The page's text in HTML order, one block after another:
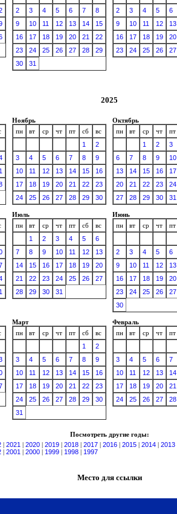
2
3 4 5 6 7
8
9
10 11 12 13 14
15
16
17 18 19 20 21
22
23
24 25 26 27 28
29
30
31
2
3 4 5 6
9
10 11 12 13
16
17 18 19 20
23
24 25 26 27
2025
Ноябрь
пн
вт ср чт пт сб
вс
1
2
3
4 5 6 7 8
9
10
11 12 13 14 15
16
17
18 19 20 21 22
23
24
25 26 27 28 29 30
Октябрь
пн
вт ср чт пт
1
2 3
6
7 8 9 10
13
14 15 16 17
20
21 22 23 24
27
28 29 30 31
Июль
пн
вт ср чт пт сб
вс
1
2 3 4 5
6
7
8 9 10 11 12
13
14
15 16 17 18 19
20
21
22 23 24 25 26
27
28
29 30 31
Июнь
пн
вт ср чт пт
2
3 4 5 6
9
10 11 12 13
16
17 18 19 20
23
24 25 26 27
30
Март
пн
вт ср чт пт сб
вс
1
2
3
4 5 6 7 8
9
10
11 12 13 14 15
16
17
18 19 20 21 22
23
24
25 26 27 28 29
30
31
Февраль
пн
вт ср чт пт
3
4 5 6 7
10
11 12 13 14
17
18 19 20 21
24
25 26 27 28
Посмотреть другие годы:
2021 2020 2019 2018 2017 2016 2015 2014 2013
2001 2000 1999 1998 1997
Место для ссылки